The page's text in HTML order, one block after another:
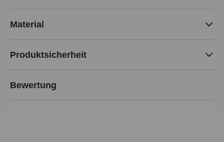
Material
Produktsicherheit
Bewertung